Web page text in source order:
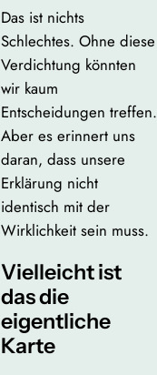
Das ist nichts
Schlechtes. Ohne diese
Verdichtung könnten
wir kaum
Entscheidungen treffen.
Aber es erinnert uns
daran, dass unsere
Erklärung nicht
identisch mit der
Wirklichkeit sein muss.
Vielleicht ist
das die
eigentliche
Karte